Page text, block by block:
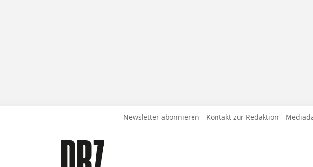
Newsletter abonnieren Kontakt zur Redaktion